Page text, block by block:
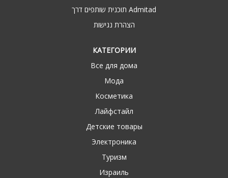
תוכנית שותפים דרך Admitad
הצהרת נגישות
КАТЕГОРИИ
Все для дома
Мода
Косметика
Лайфстайл
Детские товары
Электроника
Туризм
Израиль